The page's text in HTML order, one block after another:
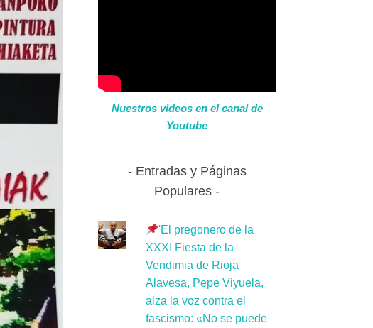
Nuestros videos en el canal de
Youtube
Entradas y Páginas
Populares
'El pregonero de la
XXXI Fiesta de la
Vendimia de Rioja
Alavesa, Pepe Viyuela,
alza la voz contra el
fascismo: «No se puede